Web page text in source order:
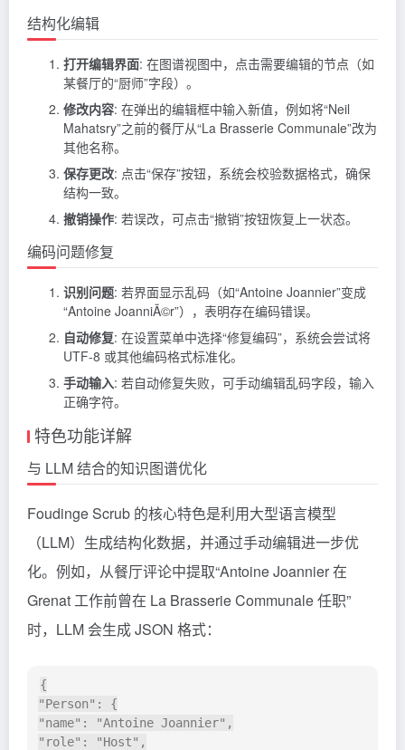
结构化编辑
打开编辑界面: 在图谱视图中，点击需要编辑的节点（如
某餐厅的“厨师”字段）。
修改内容: 在弹出的编辑框中输入新值，例如将“Neil
Mahatsry”之前的餐厅从“La Brasserie Communale”改为
其他名称。
保存更改: 点击“保存”按钮，系统会校验数据格式，确保
结构一致。
撤销操作: 若误改，可点击“撤销”按钮恢复上一状态。
编码问题修复
识别问题: 若界面显示乱码（如“Antoine Joannier”变成
“Antoine JoanniÃ©r”），表明存在编码错误。
自动修复: 在设置菜单中选择“修复编码”，系统会尝试将
UTF-8 或其他编码格式标准化。
手动输入: 若自动修复失败，可手动编辑乱码字段，输入
正确字符。
特色功能详解
与 LLM 结合的知识图谱优化
Foudinge Scrub 的核心特色是利用大型语言模型
（LLM）生成结构化数据，并通过手动编辑进一步优
化。例如，从餐厅评论中提取“Antoine Joannier 在
Grenat 工作前曾在 La Brasserie Communale 任职”
时，LLM 会生成 JSON 格式：
{
"Person": {
"name": "Antoine Joannier",
"role": "Host",